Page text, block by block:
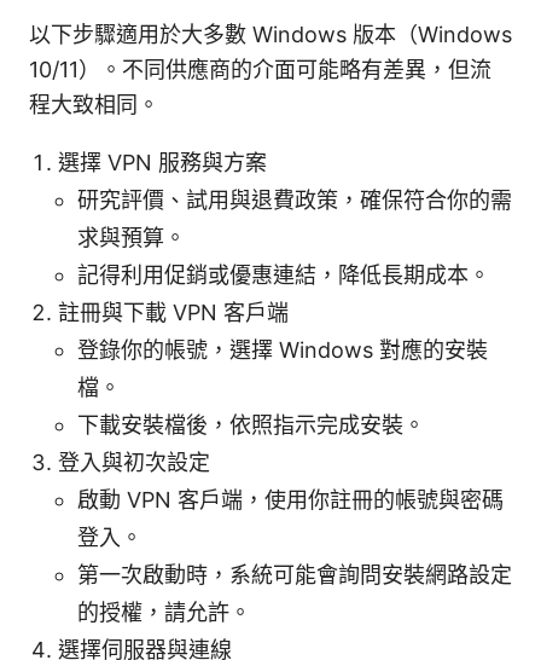
以下步驟適用於大多數 Windows 版本（Windows
10/11）。不同供應商的介面可能略有差異，但流
程大致相同。
選擇 VPN 服務與方案
研究評價、試用與退費政策，確保符合你的需
求與預算。
記得利用促銷或優惠連結，降低長期成本。
註冊與下載 VPN 客戶端
登錄你的帳號，選擇 Windows 對應的安裝
檔。
下載安裝檔後，依照指示完成安裝。
登入與初次設定
啟動 VPN 客戶端，使用你註冊的帳號與密碼
登入。
第一次啟動時，系統可能會詢問安裝網路設定
的授權，請允許。
選擇伺服器與連線